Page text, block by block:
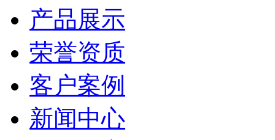
产品展示
荣誉资质
客户案例
新闻中心